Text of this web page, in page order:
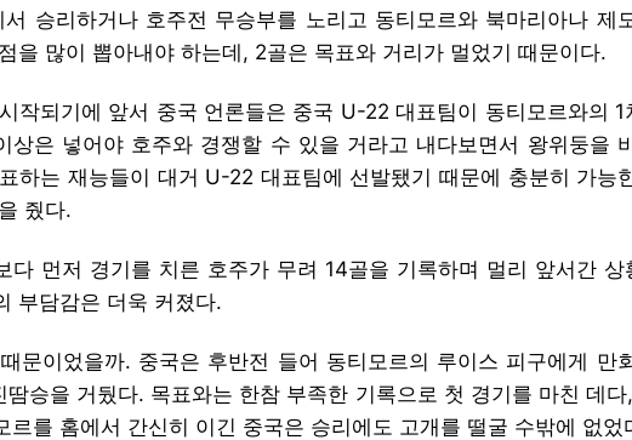
승리하거나 호주전 무승부를 노리고 동티모르와 북마리아나 제
을 많이 뽑아내야 하는데, 2골은 목표와 거리가 멀었기 때문이다.
작되기에 앞서 중국 언론들은 중국 U-22 대표팀이 동티모르와의 1
상은 넣어야 호주와 경쟁할 수 있을 거라고 내다보면서 왕위둥을
하는 재능들이 대거 U-22 대표팀에 선발됐기 때문에 충분히 가능
줬다.
다 먼저 경기를 치른 호주가 무려 14골을 기록하며 멀리 앞서간 상
부담감은 더욱 커졌다.
문이었을까. 중국은 후반전 들어 동티모르의 루이스 피구에게 만
땀승을 거뒀다. 목표와는 한참 부족한 기록으로 첫 경기를 마친 데
르를 홈에서 간신히 이긴 중국은 승리에도 고개를 떨굴 수밖에 없었